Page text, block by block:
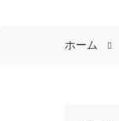
ホーム